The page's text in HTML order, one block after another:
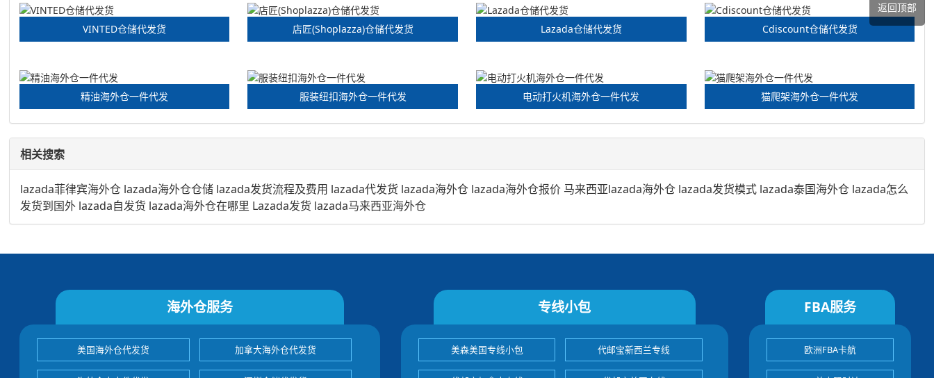
VINTED仓储代发货 店匠(Shoplazza)仓储代发货 Lazada仓储代发货 Cdiscount仓储代发货
精油海外仓一件代发 服装纽扣海外仓一件代发 电动打火机海外仓一件代发 猫爬架海外仓一件代发
相关搜索
lazada菲律宾海外仓 lazada海外仓仓储 lazada发货流程及费用 lazada代发货 lazada海外仓 lazada海外仓报价 马来西亚lazada海外仓 lazada发货模式 lazada泰国海外仓 lazada怎么
发货到国外 lazada自发货 lazada海外仓在哪里 Lazada发货 lazada马来西亚海外仓
海外仓服务
美国海外仓代发货 加拿大海外仓代发货
专线小包
美森美国专线小包 代邮宝新西兰专线
FBA服务
欧洲FBA卡航
返回顶部